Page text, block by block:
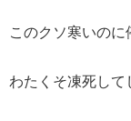
このクソ寒いのに
わたくそ凍死して